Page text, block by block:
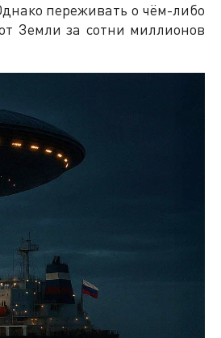
переживать о чём-либо
Земли за сотни миллионов